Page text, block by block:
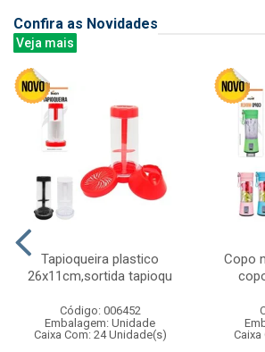
Confira as Novidades
Veja mais
Tapioqueira plastico
26x11cm,sortida tapioqu
Código: 006452
Embalagem: Unidade
Caixa Com: 24 Unidade(s)
Copo
Caixa